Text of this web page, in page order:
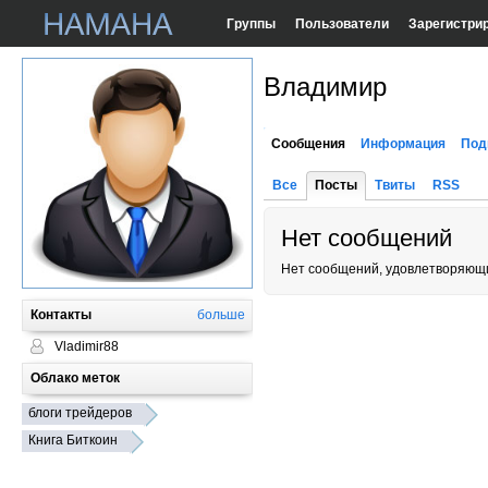
Группы Пользователи
Контакты больше
Vladimir88
Облако меток
блоги трейдеров
Книга Биткоин
Владимир
Сообщения Информация
Все Посты Твиты RSS
Нет сообщений
Нет сообщений,